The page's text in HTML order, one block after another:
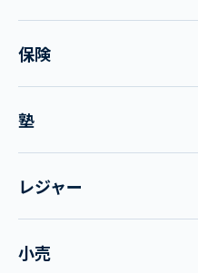
保険
塾
レジャー
小売